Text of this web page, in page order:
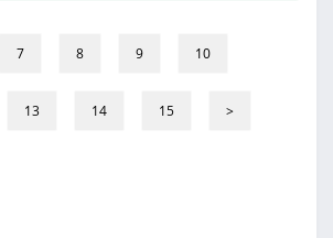
7 8 9 10
13 14 15 >